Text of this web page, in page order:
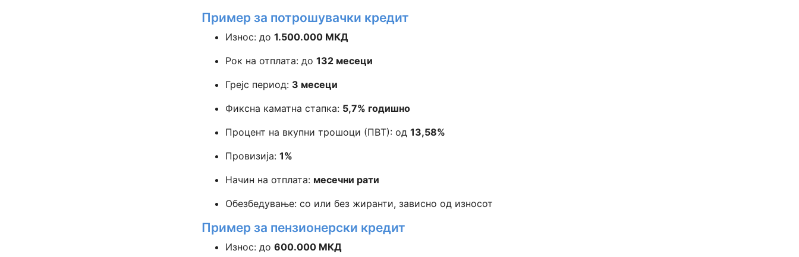
Пример за потрошувачки кредит
Износ: до 1.500.000 МКД
Рок на отплата: до 132 месеци
Грејс период: 3 месеци
Фиксна каматна стапка: 5,7% годишно
Процент на вкупни трошоци (ПВТ): од 13,58%
Провизија: 1%
Начин на отплата: месечни рати
Обезбедување: со или без жиранти, зависно од износот
Пример за пензионерски кредит
Износ: до 600.000 МКД